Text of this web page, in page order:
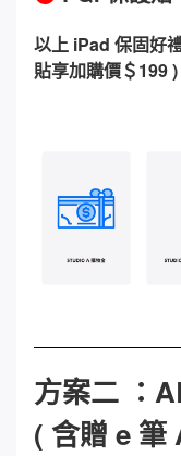
以上 iPad 保固好
貼享加購價＄199 )
方案二 ：
( 含贈 e 筆